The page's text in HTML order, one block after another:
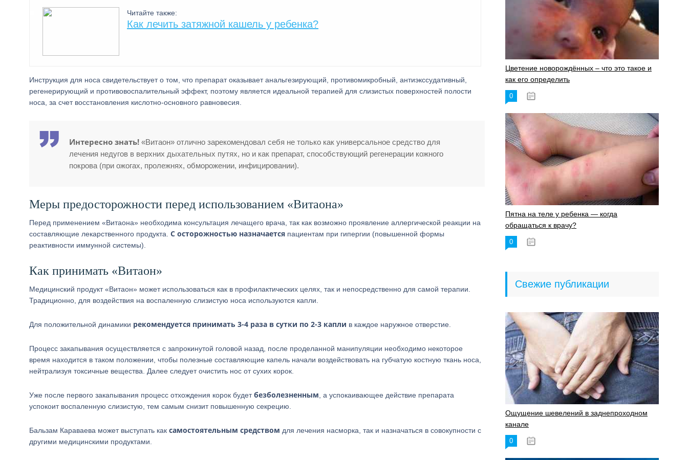
Читайте также:
Как лечить затяжной кашель у ребенка?
Инструкция для носа свидетельствует о том, что препарат оказывает анальгезирующий, противомикробный, антиэкссудативный,
регенерирующий и противовоспалительный эффект, поэтому является идеальной терапией для слизистых поверхностей полости
носа, за счет восстановления кислотно-основного равновесия.
Интересно знать! «Витаон» отлично зарекомендовал себя не только как универсальное средство для
лечения недугов в верхних дыхательных путях, но и как препарат, способствующий регенерации кожного
покрова (при ожогах, пролежнях, обморожении, инфицировании).
Меры предосторожности перед использованием «Витаона»
Перед применением «Витаона» необходима консультация лечащего врача, так как возможно проявление аллергической реакции на
составляющие лекарственного продукта. С осторожностью назначается пациентам при гипергии (повышенной формы
реактивности иммунной системы).
Как принимать «Витаон»
Медицинский продукт «Витаон» может использоваться как в профилактических целях, так и непосредственно для самой терапии.
Традиционно, для воздействия на воспаленную слизистую носа используются капли.
Для положительной динамики рекомендуется принимать 3-4 раза в сутки по 2-3 капли в каждое наружное отверстие.
Процесс закапывания осуществляется с запрокинутой головой назад, после проделанной манипуляции необходимо некоторое
время находится в таком положении, чтобы полезные составляющие капель начали воздействовать на губчатую костную ткань носа,
нейтрализуя токсичные вещества. Далее следует очистить нос от сухих корок.
Уже после первого закапывания процесс отхождения корок будетбезболезненным , а успокаивающее действие препарата
успокоит воспаленную слизистую, тем самым снизит повышенную секрецию.
Бальзам Караваева может выступать как самостоятельным средством для лечения насморка, так и назначаться в совокупности с
другими медицинскими продуктами.
Цветение новорождённых – что это такое и
как его определить
0
Пятна на теле у ребенка — когда
обращаться к врачу?
0
Свежие публикации
Ощущение шевелений в заднепроходном
канале
0